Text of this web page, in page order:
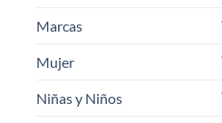
Marcas
Mujer
Niñas y Niños